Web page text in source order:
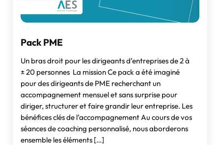
Pack PME
Un bras droit pour les dirigeants d’entreprises de 2 à
± 20 personnes La mission Ce pack a été imaginé
pour des dirigeants de PME recherchant un
accompagnement mensuel et sans surprise pour
diriger, structurer et faire grandir leur entreprise. Les
bénéfices clés de l’accompagnement Au cours de vos
séances de coaching personnalisé, nous aborderons
ensemble les éléments […]